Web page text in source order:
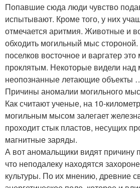
Попавшие сюда люди чувство
испытывают. Кроме того, у них
отмечается аритмия. Животные и
обходить могильный мыс
поселков восточное и варгатер это
проклятым. Некоторые видели
неопознанные летающие объекты
Причины аномалии могильного
Как считают ученые, на 10-
могильным мысом залегает
проходит стык пластов, несущих
магнитные заряды.
А вот аномальщики видят причину
что неподалеку находятся
культуры. По их мнению, древние